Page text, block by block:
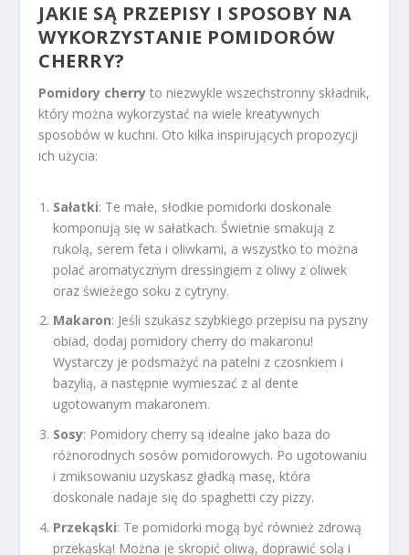
JAKIE SĄ PRZEPISY I SPOSOBY NA
WYKORZYSTANIE POMIDORÓW
CHERRY?
Pomidory cherry to niezwykle wszechstronny składnik,
który można wykorzystać na wiele kreatywnych
sposobów w kuchni. Oto kilka inspirujących propozycji
ich użycia:
Sałatki: Te małe, słodkie pomidorki doskonale
komponują się w sałatkach. Świetnie smakują z
rukolą, serem feta i oliwkami, a wszystko to można
polać aromatycznym dressingiem z oliwy z oliwek
oraz świeżego soku z cytryny.
Makaron: Jeśli szukasz szybkiego przepisu na pyszny
obiad, dodaj pomidory cherry do makaronu!
Wystarczy je podsmażyć na patelni z czosnkiem i
bazylią, a następnie wymieszać z al dente
ugotowanym makaronem.
Sosy: Pomidory cherry są idealne jako baza do
różnorodnych sosów pomidorowych. Po ugotowaniu
i zmiksowaniu uzyskasz gładką masę, która
doskonale nadaje się do spaghetti czy pizzy.
Przekąski: Te pomidorki mogą być również zdrową
przekąską! Można je skropić oliwą, doprawić solą i